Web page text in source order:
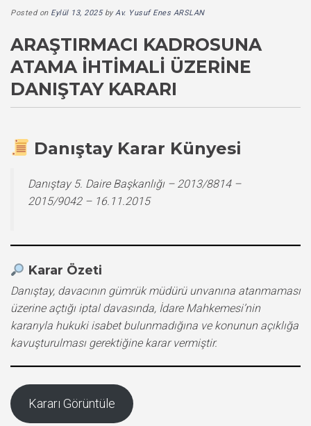
Posted on Eylül 13, 2025byAv. Yusuf Enes ARSLAN
ARAŞTIRMACI KADROSUNA
ATAMA İHTIMALI ÜZERINE
DANIŞTAY KARARI
Danıştay Karar Künyesi
Danıştay 5. Daire Başkanlığı – 2013/8814 –
2015/9042 – 16.11.2015
Karar Özeti
Danıştay, davacının gümrük müdürü unvanına atanmaması
üzerine açtığı iptal davasında, İdare Mahkemesi’nin
kararıyla hukuki isabet bulunmadığına ve konunun açıklığa
kavuşturulması gerektiğine karar vermiştir.
Kararı Görüntüle